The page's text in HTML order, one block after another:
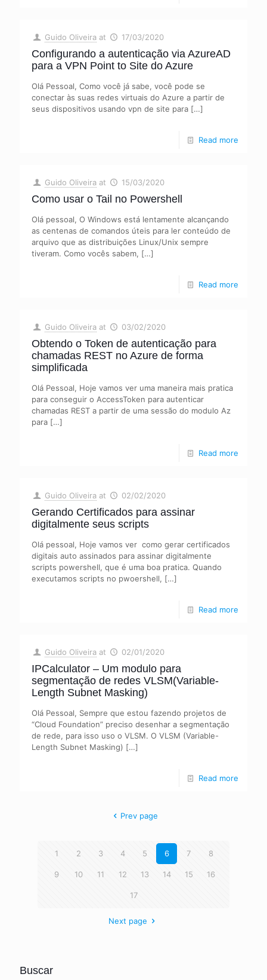
Guido Oliveira at 17/03/2020
Configurando a autenticação via AzureAD
para a VPN Point to Site do Azure
Olá Pessoal, Como você já sabe, você pode se
conectar às suas redes virtuais do Azure a partir de
seus dispositivos usando vpn de site para […]
Read more
Guido Oliveira at 15/03/2020
Como usar o Tail no Powershell
Olá pessoal, O Windows está lentamente alcançando
as centenas de comandos úteis para ler conteúdo de
arquivo que as distribuições Linux/Unix sempre
tiveram. Como vocês sabem, […]
Read more
Guido Oliveira at 03/02/2020
Obtendo o Token de autenticação para
chamadas REST no Azure de forma
simplificada
Olá Pessoal, Hoje vamos ver uma maneira mais pratica
para conseguir o AccessToken para autenticar
chamadas REST a partir de uma sessão do modulo Az
para […]
Read more
Guido Oliveira at 02/02/2020
Gerando Certificados para assinar
digitalmente seus scripts
Olá pessoal, Hoje vamos ver como gerar certificados
digitais auto assinados para assinar digitalmente
scripts powershell, que é uma boa pratica. Quando
executamos scripts no pwoershell, […]
Read more
Guido Oliveira at 02/01/2020
IPCalculator – Um modulo para
segmentação de redes VLSM(Variable-
Length Subnet Masking)
Olá Pessoal, Sempre que estou fazendo projetos de
“Cloud Foundation” preciso desenhar a segmentação
de rede, para isso uso o VLSM. O VLSM (Variable-
Length Subnet Masking) […]
Read more
Prev page
1 2 3 4 5 6 7 8
9 10 11 12 13 14 15 16
17
Next page
Buscar